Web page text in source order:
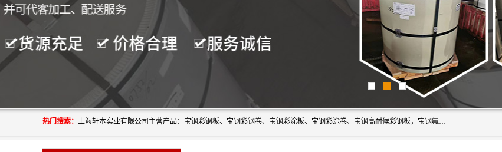
热门搜索： 上海轩本实业有限公司主营产品：宝钢彩钢板、宝钢彩钢卷、宝钢彩涂板、宝钢彩涂卷、宝钢高耐候彩钢板，宝钢氟碳彩钢板。是一家集钢铁贸易，物流、加工为一体的产业全配套公司。